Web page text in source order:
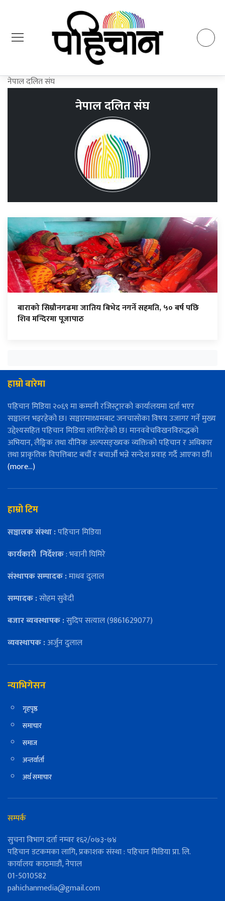
नेपाल दलित संघ
नेपाल दलित संघ
बाराको सिम्रौनगढमा जातिय बिभेद नगर्ने सहमति, ५० बर्ष पछि
शिव मन्दिरमा पूजापाठ
हाम्रो बारेमा
पहिचान मिडिया २०६९ मा कम्पनी रजिस्ट्रारको कार्यालयमा दर्ता भएर
सञ्चालन भइरहेको छ। सञ्चारमाध्यमबाट जनचासोका विषय उजागर गर्ने मुख्य
उद्देश्यसहित पहिचान मिडिया लागिरहेको छ। मानववेचविखनविरुद्धको
अभियान, लैङ्गिक तथा यौनिक अल्पसङ्ख्यक व्यक्तिको पहिचान र अधिकार
तथा प्राकृतिक विपत्तिबाट बचौँ र बचाऔँ भन्ने सन्देश प्रवाह गर्दै आएका छौँ।
(more…)
हाम्रो टिम
सञ्चालक संस्था :पहिचान मिडिया
कार्यकारी निर्देशक: भवानी घिमिरे
संस्थापक सम्पादक :माधव दुलाल
सम्पादक :सोहम सुवेदी
बजार ब्यवस्थापक :सुदिप सत्याल (9861629077)
व्यवस्थापक :अर्जुन दुलाल
न्याभिगेसन
गृहपृष्ठ
समाचार
समाज
अन्तर्वार्ता
अर्थ समाचार
सम्पर्क
सुचना विभाग दर्ता नम्वर १६२/०७३-७४
पहिचान डटकमका लागि, प्रकाशक संस्था : पहिचान मिडिया प्रा. लि.
कार्यालयः काठमाडौं, नेपाल
01-5010582
pahichanmedia@gmail.com